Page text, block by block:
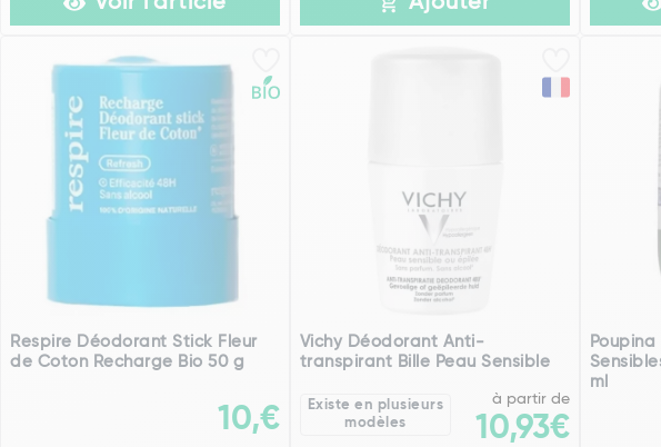
Respire Déodorant Stick Fleur
de Coton Recharge Bio 50 g
10,€
Vichy Déodorant Anti-
transpirant Bille Peau Sensible
Existe en plusieurs
modèles
à partir de
10,93€
ml